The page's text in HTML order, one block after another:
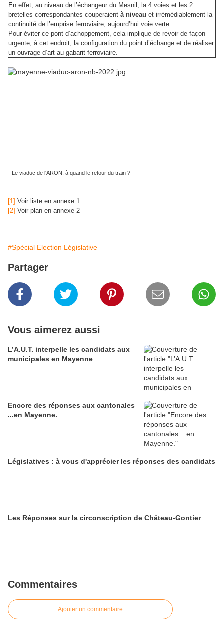
En effet, au niveau de l’échangeur du Mesnil, la 4 voies et les 2
bretelles correspondantes couperaient à niveau et irrémédiablement la
continuité de l’emprise ferroviaire, aujourd’hui voie verte.
Pour éviter ce pont d’achoppement, cela implique de revoir de façon
urgente, à cet endroit, la configuration du point d’échange et de réaliser
un ouvrage d’art au gabarit ferroviaire.
Le viaduc de l'ARON, à quand le retour du train ?
[1] Voir liste en annexe 1
[2] Voir plan en annexe 2
#Spécial Election Législative
Partager
Vous aimerez aussi
L’A.U.T. interpelle les candidats aux
municipales en Mayenne
Encore des réponses aux cantonales
...en Mayenne.
Législatives : à vous d'apprécier les réponses des candidats
Les Réponses sur la circonscription de Château-Gontier
Commentaires
Ajouter un commentaire